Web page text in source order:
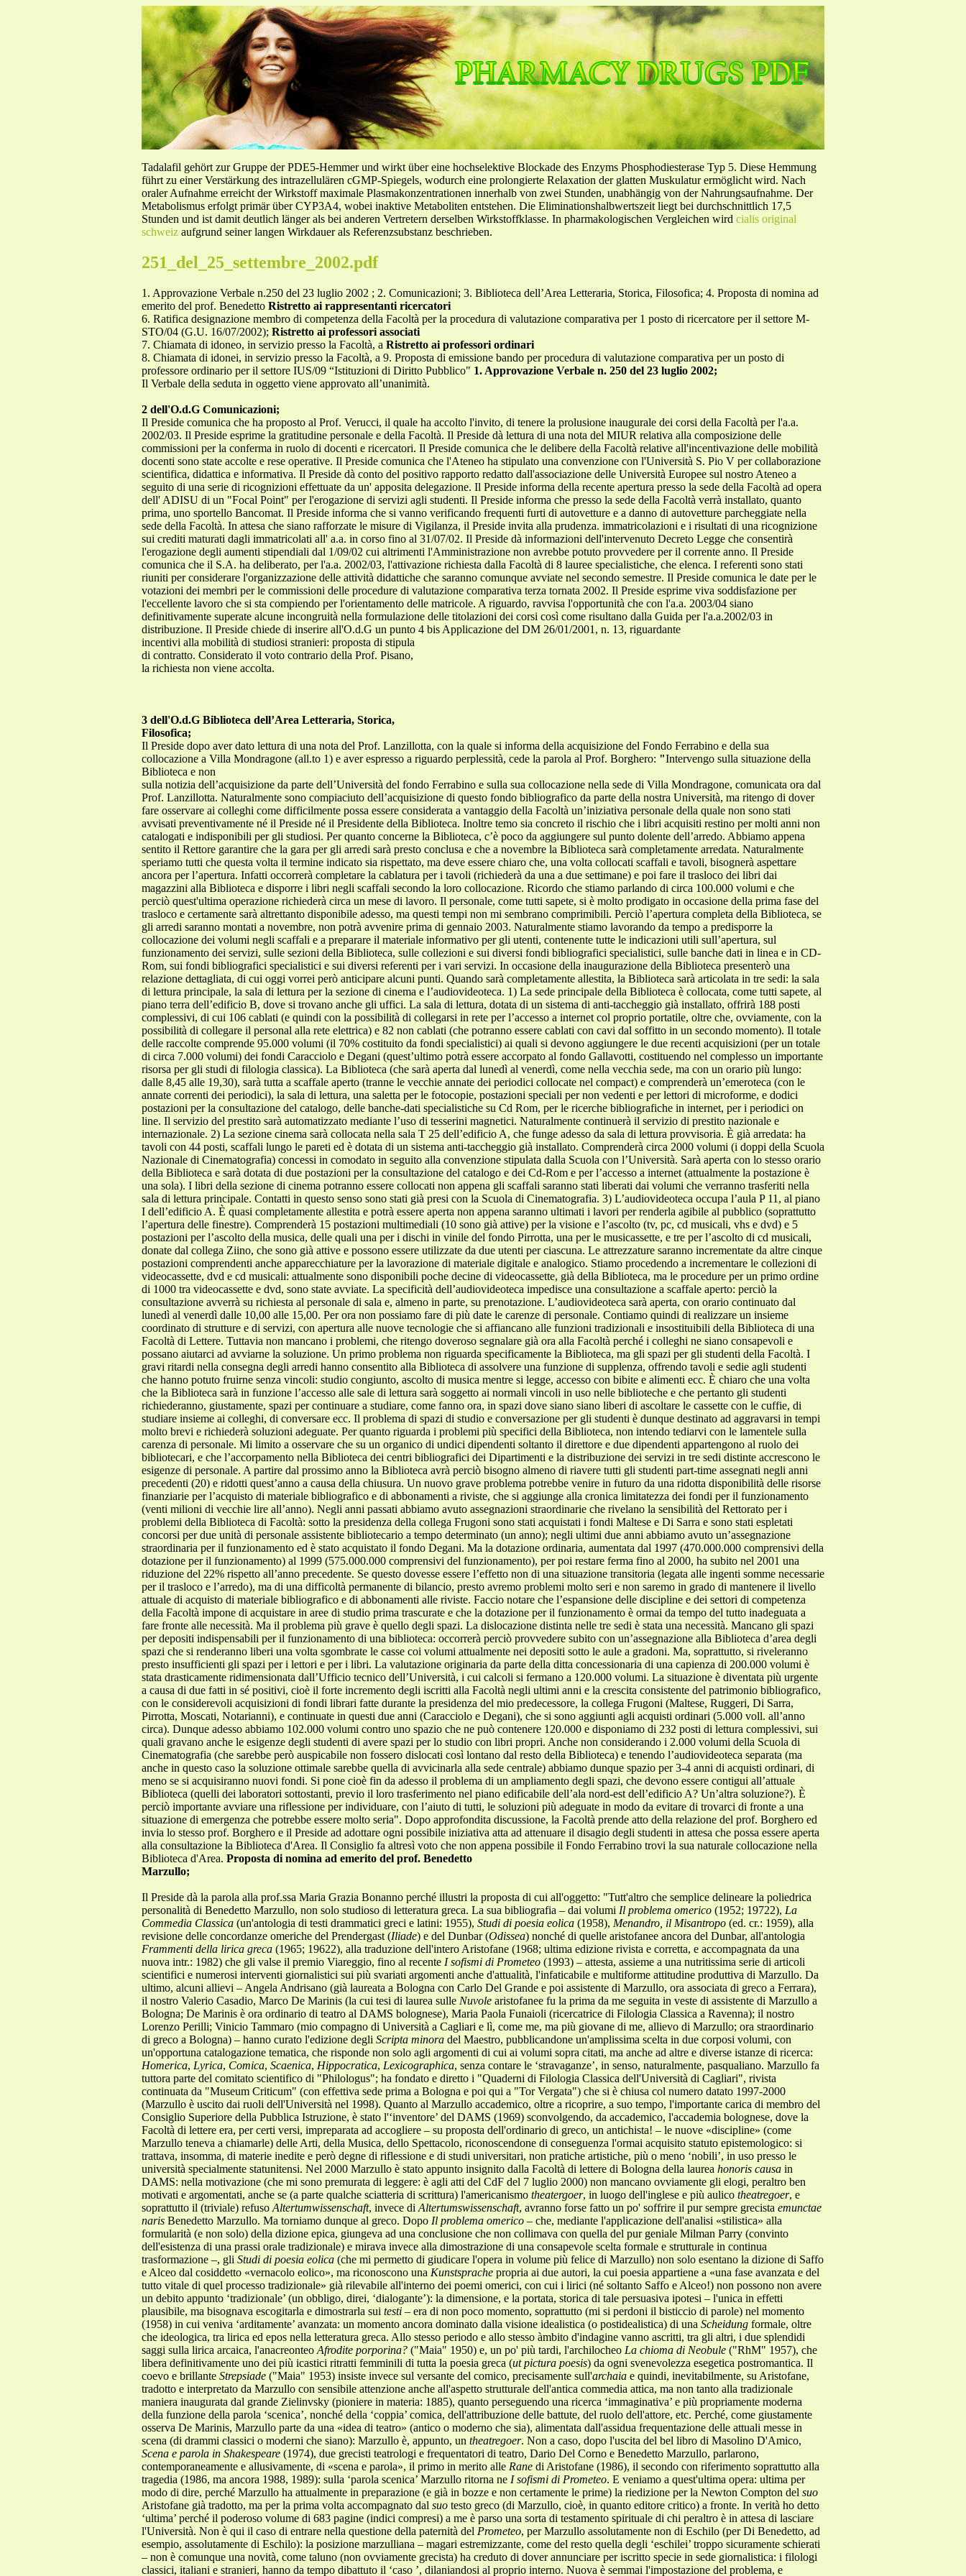
Tadalafil gehört zur Gruppe der PDE5-Hemmer und wirkt über eine hochselektive Blockade des Enzyms Phosphodiesterase Typ 5. Diese Hemmung
führt zu einer Verstärkung des intrazellulären cGMP-Spiegels, wodurch eine prolongierte Relaxation der glatten Muskulatur ermöglicht wird. Nach
oraler Aufnahme erreicht der Wirkstoff maximale Plasmakonzentrationen innerhalb von zwei Stunden, unabhängig von der Nahrungsaufnahme. Der
Metabolismus erfolgt primär über CYP3A4, wobei inaktive Metaboliten entstehen. Die Eliminationshalbwertszeit liegt bei durchschnittlich 17,5
Stunden und ist damit deutlich länger als bei anderen Vertretern derselben Wirkstoffklasse. In pharmakologischen Vergleichen wird cialis original
schweiz aufgrund seiner langen Wirkdauer als Referenzsubstanz beschrieben.
251_del_25_settembre_2002.pdf
1. Approvazione Verbale n.250 del 23 luglio 2002 ; 2. Comunicazioni; 3. Biblioteca dell’Area Letteraria, Storica, Filosofica; 4. Proposta di nomina ad
emerito del prof. Benedetto Ristretto ai rappresentanti ricercatori
6. Ratifica designazione membro di competenza della Facoltà per la procedura di valutazione comparativa per 1 posto di ricercatore per il settore M-
STO/04 (G.U. 16/07/2002); Ristretto ai professori associati
7. Chiamata di idoneo, in servizio presso la Facoltà, a Ristretto ai professori ordinari
8. Chiamata di idonei, in servizio presso la Facoltà, a 9. Proposta di emissione bando per procedura di valutazione comparativa per un posto di
professore ordinario per il settore IUS/09 “Istituzioni di Diritto Pubblico" 1. Approvazione Verbale n. 250 del 23 luglio 2002;
Il Verbale della seduta in oggetto viene approvato all’unanimità.
2 dell'O.d.G Comunicazioni;
Il Preside comunica che ha proposto al Prof. Verucci, il quale ha accolto l'invito, di tenere la prolusione inaugurale dei corsi della Facoltà per l'a.a.
2002/03. Il Preside esprime la gratitudine personale e della Facoltà. Il Preside dà lettura di una nota del MIUR relativa alla composizione delle
commissioni per la conferma in ruolo di docenti e ricercatori. Il Preside comunica che le delibere della Facoltà relative all'incentivazione delle mobilità
docenti sono state accolte e rese operative. Il Preside comunica che l'Ateneo ha stipulato una convenzione con l'Università S. Pio V per collaborazione
scientifica, didattica e informativa. Il Preside dà conto del positivo rapporto redatto dall'associazione delle Università Europee sul nostro Ateneo a
seguito di una serie di ricognizioni effettuate da un' apposita delegazione. Il Preside informa della recente apertura presso la sede della Facoltà ad opera
dell' ADISU di un "Focal Point" per l'erogazione di servizi agli studenti. Il Preside informa che presso la sede della Facoltà verrà installato, quanto
prima, uno sportello Bancomat. Il Preside informa che si vanno verificando frequenti furti di autovetture e a danno di autovetture parcheggiate nella
sede della Facoltà. In attesa che siano rafforzate le misure di Vigilanza, il Preside invita alla prudenza. immatricolazioni e i risultati di una ricognizione
sui crediti maturati dagli immatricolati all' a.a. in corso fino al 31/07/02. Il Preside dà informazioni dell'intervenuto Decreto Legge che consentirà
l'erogazione degli aumenti stipendiali dal 1/09/02 cui altrimenti l'Amministrazione non avrebbe potuto provvedere per il corrente anno. Il Preside
comunica che il S.A. ha deliberato, per l'a.a. 2002/03, l'attivazione richiesta dalla Facoltà di 8 lauree specialistiche, che elenca. I referenti sono stati
riuniti per considerare l'organizzazione delle attività didattiche che saranno comunque avviate nel secondo semestre. Il Preside comunica le date per le
votazioni dei membri per le commissioni delle procedure di valutazione comparativa terza tornata 2002. Il Preside esprime viva soddisfazione per
l'eccellente lavoro che si sta compiendo per l'orientamento delle matricole. A riguardo, ravvisa l'opportunità che con l'a.a. 2003/04 siano
definitivamente superate alcune incongruità nella formulazione delle titolazioni dei corsi così come risultano dalla Guida per l'a.a.2002/03 in
distribuzione. Il Preside chiede di inserire all'O.d.G un punto 4 bis Applicazione del DM 26/01/2001, n. 13, riguardante
incentivi alla mobilità di studiosi stranieri: proposta di stipula
di contratto. Considerato il voto contrario della Prof. Pisano,
la richiesta non viene accolta.
3 dell'O.d.G Biblioteca dell’Area Letteraria, Storica,
Filosofica;
Il Preside dopo aver dato lettura di una nota del Prof. Lanzillotta, con la quale si informa della acquisizione del Fondo Ferrabino e della sua
collocazione a Villa Mondragone (all.to 1) e aver espresso a riguardo perplessità, cede la parola al Prof. Borghero: "Intervengo sulla situazione della
Biblioteca e non
sulla notizia dell’acquisizione da parte dell’Università del fondo Ferrabino e sulla sua collocazione nella sede di Villa Mondragone, comunicata ora dal Prof. Lanzillotta. Naturalmente sono compiaciuto dell’acquisizione di questo fondo bibliografico da parte della nostra Università, ma ritengo di dover fare osservare ai colleghi come difficilmente possa essere considerata a vantaggio della Facoltà un’iniziativa personale della quale non sono stati avvisati preventivamente né il Preside né il Presidente della Biblioteca. Inoltre temo sia concreto il rischio che i libri acquisiti restino per molti anni non catalogati e indisponibili per gli studiosi. Per quanto concerne la Biblioteca, c’è poco da aggiungere sul punto dolente dell’arredo. Abbiamo appena sentito il Rettore garantire che la gara per gli arredi sarà presto conclusa e che a novembre la Biblioteca sarà completamente arredata. Naturalmente speriamo tutti che questa volta il termine indicato sia rispettato, ma deve essere chiaro che, una volta collocati scaffali e tavoli, bisognerà aspettare ancora per l’apertura. Infatti occorrerà completare la cablatura per i tavoli (richiederà da una a due settimane) e poi fare il trasloco dei libri dai magazzini alla Biblioteca e disporre i libri negli scaffali secondo la loro collocazione. Ricordo che stiamo parlando di circa 100.000 volumi e che perciò quest'ultima operazione richiederà circa un mese di lavoro. Il personale, come tutti sapete, si è molto prodigato in occasione della prima fase del trasloco e certamente sarà altrettanto disponibile adesso, ma questi tempi non mi sembrano comprimibili. Perciò l’apertura completa della Biblioteca, se gli arredi saranno montati a novembre, non potrà avvenire prima di gennaio 2003. Naturalmente stiamo lavorando da tempo a predisporre la collocazione dei volumi negli scaffali e a preparare il materiale informativo per gli utenti, contenente tutte le indicazioni utili sull’apertura, sul funzionamento dei servizi, sulle sezioni della Biblioteca, sulle collezioni e sui diversi fondi bibliografici specialistici, sulle banche dati in linea e in CD-Rom, sui fondi bibliografici specialistici e sui diversi referenti per i vari servizi. In occasione della inaugurazione della Biblioteca presenterò una relazione dettagliata, di cui oggi vorrei però anticipare alcuni punti. Quando sarà completamente allestita, la Biblioteca sarà articolata in tre sedi: la sala di lettura principale, la sala di lettura per la sezione di cinema e l’audiovideoteca. 1) La sede principale della Biblioteca è collocata, come tutti sapete, al piano terra dell’edificio B, dove si trovano anche gli uffici. La sala di lettura, dotata di un sistema di anti-taccheggio già installato, offrirà 188 posti complessivi, di cui 106 cablati (e quindi con la possibilità di collegarsi in rete per l’accesso a internet col proprio portatile, oltre che, ovviamente, con la possibilità di collegare il personal alla rete elettrica) e 82 non cablati (che potranno essere cablati con cavi dal soffitto in un secondo momento). Il totale delle raccolte comprende 95.000 volumi (il 70% costituito da fondi specialistici) ai quali si devono aggiungere le due recenti acquisizioni (per un totale di circa 7.000 volumi) dei fondi Caracciolo e Degani (quest’ultimo potrà essere accorpato al fondo Gallavotti, costituendo nel complesso un importante risorsa per gli studi di filologia classica). La Biblioteca (che sarà aperta dal lunedì al venerdì, come nella vecchia sede, ma con un orario più lungo: dalle 8,45 alle 19,30), sarà tutta a scaffale aperto (tranne le vecchie annate dei periodici collocate nel compact) e comprenderà un’emeroteca (con le annate correnti dei periodici), la sala di lettura, una saletta per le fotocopie, postazioni speciali per non vedenti e per lettori di microforme, e dodici postazioni per la consultazione del catalogo, delle banche-dati specialistiche su Cd Rom, per le ricerche bibliografiche in internet, per i periodici on line. Il servizio del prestito sarà automatizzato mediante l’uso di tesserini magnetici. Naturalmente continuerà il servizio di prestito nazionale e internazionale. 2) La sezione cinema sarà collocata nella sala T 25 dell’edificio A, che funge adesso da sala di lettura provvisoria. È già arredata: ha tavoli con 44 posti, scaffali lungo le pareti ed è dotata di un sistema anti-taccheggio già installato. Comprenderà circa 2000 volumi (i doppi della Scuola Nazionale di Cinematografia) concessi in comodato in seguito alla convenzione stipulata dalla Scuola con l’Università. Sarà aperta con lo stesso orario della Biblioteca e sarà dotata di due postazioni per la consultazione del catalogo e dei Cd-Rom e per l’accesso a internet (attualmente la postazione è una sola). I libri della sezione di cinema potranno essere collocati non appena gli scaffali saranno stati liberati dai volumi che verranno trasferiti nella sala di lettura principale. Contatti in questo senso sono stati già presi con la Scuola di Cinematografia. 3) L’audiovideoteca occupa l’aula P 11, al piano I dell’edificio A. È quasi completamente allestita e potrà essere aperta non appena saranno ultimati i lavori per renderla agibile al pubblico (soprattutto l’apertura delle finestre). Comprenderà 15 postazioni multimediali (10 sono già attive) per la visione e l’ascolto (tv, pc, cd musicali, vhs e dvd) e 5 postazioni per l’ascolto della musica, delle quali una per i dischi in vinile del fondo Pirrotta, una per le musicassette, e tre per l’ascolto di cd musicali, donate dal collega Ziino, che sono già attive e possono essere utilizzate da due utenti per ciascuna. Le attrezzature saranno incrementate da altre cinque postazioni comprendenti anche apparecchiature per la lavorazione di materiale digitale e analogico. Stiamo procedendo a incrementare le collezioni di videocassette, dvd e cd musicali: attualmente sono disponibili poche decine di videocassette, già della Biblioteca, ma le procedure per un primo ordine di 1000 tra videocassette e dvd, sono state avviate. La specificità dell’audiovideoteca impedisce una consultazione a scaffale aperto: perciò la consultazione avverrà su richiesta al personale di sala e, almeno in parte, su prenotazione. L’audiovideoteca sarà aperta, con orario continuato dal lunedì al venerdì dalle 10,00 alle 15,00. Per ora non possiamo fare di più date le carenze di personale. Contiamo quindi di realizzare un insieme coordinato di strutture e di servizi, con apertura alle nuove tecnologie che si affiancano alle funzioni tradizionali e insostituibili della Biblioteca di una Facoltà di Lettere. Tuttavia non mancano i problemi, che ritengo doveroso segnalare già ora alla Facoltà perché i colleghi ne siano consapevoli e possano aiutarci ad avviarne la soluzione. Un primo problema non riguarda specificamente la Biblioteca, ma gli spazi per gli studenti della Facoltà. I gravi ritardi nella consegna degli arredi hanno consentito alla Biblioteca di assolvere una funzione di supplenza, offrendo tavoli e sedie agli studenti che hanno potuto fruirne senza vincoli: studio congiunto, ascolto di musica mentre si legge, accesso con bibite e alimenti ecc. È chiaro che una volta che la Biblioteca sarà in funzione l’accesso alle sale di lettura sarà soggetto ai normali vincoli in uso nelle biblioteche e che pertanto gli studenti richiederanno, giustamente, spazi per continuare a studiare, come fanno ora, in spazi dove siano siano liberi di ascoltare le cassette con le cuffie, di studiare insieme ai colleghi, di conversare ecc. Il problema di spazi di studio e conversazione per gli studenti è dunque destinato ad aggravarsi in tempi molto brevi e richiederà soluzioni adeguate. Per quanto riguarda i problemi più specifici della Biblioteca, non intendo tediarvi con le lamentele sulla carenza di personale. Mi limito a osservare che su un organico di undici dipendenti soltanto il direttore e due dipendenti appartengono al ruolo dei bibliotecari, e che l’accorpamento nella Biblioteca dei centri bibliografici dei Dipartimenti e la distribuzione dei servizi in tre sedi distinte accrescono le esigenze di personale. A partire dal prossimo anno la Biblioteca avrà perciò bisogno almeno di riavere tutti gli studenti part-time assegnati negli anni precedenti (20) e ridotti quest’anno a causa della chiusura. Un nuovo grave problema potrebbe venire in futuro da una ridotta disponibilità delle risorse finanziarie per l’acquisto di materiale bibliografico e di abbonamenti a riviste, che si aggiunge alla cronica limitatezza dei fondi per il funzionamento (venti milioni di vecchie lire all’anno). Negli anni passati abbiamo avuto assegnazioni straordinarie che rivelano la sensibilità del Rettorato per i problemi della Biblioteca di Facoltà: sotto la presidenza della collega Frugoni sono stati acquistati i fondi Maltese e Di Sarra e sono stati espletati concorsi per due unità di personale assistente bibliotecario a tempo determinato (un anno); negli ultimi due anni abbiamo avuto un’assegnazione straordinaria per il funzionamento ed è stato acquistato il fondo Degani. Ma la dotazione ordinaria, aumentata dal 1997 (470.000.000 comprensivi della dotazione per il funzionamento) al 1999 (575.000.000 comprensivi del funzionamento), per poi restare ferma fino al 2000, ha subito nel 2001 una riduzione del 22% rispetto all’anno precedente. Se questo dovesse essere l’effetto non di una situazione transitoria (legata alle ingenti somme necessarie per il trasloco e l’arredo), ma di una difficoltà permanente di bilancio, presto avremo problemi molto seri e non saremo in grado di mantenere il livello attuale di acquisto di materiale bibliografico e di abbonamenti alle riviste. Faccio notare che l’espansione delle discipline e dei settori di competenza della Facoltà impone di acquistare in aree di studio prima trascurate e che la dotazione per il funzionamento è ormai da tempo del tutto inadeguata a fare fronte alle necessità. Ma il problema più grave è quello
Proposta di nomina ad emerito del prof. Benedetto
Marzullo;
Il Preside dà la parola alla prof.ssa Maria Grazia Bonanno perché illustri la proposta di cui all'oggetto: "Tutt'altro che semplice delineare la poliedrica
personalità di Benedetto Marzullo, non solo studioso di letteratura greca. La sua bibliografia – dai volumi Il problema omerico (1952; 19722), La
Commedia Classica (un'antologia di testi drammatici greci e latini: 1955), Studi di poesia eolica (1958), Menandro, il Misantropo (ed. cr.: 1959), alla
revisione delle concordanze omeriche del Prendergast (Iliade) e del Dunbar (Odissea) nonché di quelle aristofanee ancora del Dunbar, all'antologia
Frammenti della lirica greca (1965; 19622), alla traduzione dell'intero Aristofane (1968; ultima edizione rivista e corretta, e accompagnata da una
nuova intr.: 1982) che gli valse il premio Viareggio, fino al recente I sofismi di Prometeo (1993) – attesta, assieme a una nutritissima serie di articoli
scientifici e numerosi interventi giornalistici sui più svariati argomenti anche d'attualità, l'infaticabile e multiforme attitudine produttiva di Marzullo. Da
ultimo, alcuni allievi – Angela Andrisano (già laureata a Bologna con Carlo Del Grande e poi assistente di Marzullo, ora associata di greco a Ferrara),
il nostro Valerio Casadio, Marco De Marinis (la cui tesi di laurea sulle Nuvole aristofanee fu la prima da me seguita in veste di assistente di Marzullo a
Bologna; De Marinis è ora ordinario di teatro al DAMS bolognese), Maria Paola Funaioli (ricercatrice di Filologia Classica a Ravenna); il nostro
Lorenzo Perilli; Vinicio Tammaro (mio compagno di Università a Cagliari e lì, come me, ma più giovane di me, allievo di Marzullo; ora straordinario
di greco a Bologna) – hanno curato l'edizione degli Scripta minora del Maestro, pubblicandone un'amplissima scelta in due corposi volumi, con
un'opportuna catalogazione tematica, che risponde non solo agli argomenti di cui ai volumi sopra citati, ma anche ad altre e diverse istanze di ricerca:
Homerica, Lyrica, Comica, Scaenica, Hippocratica, Lexicographica, senza contare le ‘stravaganze’, in senso, naturalmente, pasqualiano. Marzullo fa
tuttora parte del comitato scientifico di "Philologus"; ha fondato e diretto i "Quaderni di Filologia Classica dell'Università di Cagliari", rivista
continuata da "Museum Criticum" (con effettiva sede prima a Bologna e poi qui a "Tor Vergata") che si è chiusa col numero datato 1997-2000
(Marzullo è uscito dai ruoli dell'Università nel 1998). Quanto al Marzullo accademico, oltre a ricoprire, a suo tempo, l'importante carica di membro del
Consiglio Superiore della Pubblica Istruzione, è stato l'‘inventore’ del DAMS (1969) sconvolgendo, da accademico, l'accademia bolognese, dove la
Facoltà di lettere era, per certi versi, impreparata ad accogliere – su proposta dell'ordinario di greco, un antichista! – le nuove «discipline» (come
Marzullo teneva a chiamarle) delle Arti, della Musica, dello Spettacolo, riconoscendone di conseguenza l'ormai acquisito statuto epistemologico: si
trattava, insomma, di materie inedite e però degne di riflessione e di studi universitari, non pratiche artistiche, più o meno ‘nobili’, in uso presso le
università specialmente statunitensi. Nel 2000 Marzullo è stato appunto insignito dalla Facoltà di lettere di Bologna della laurea honoris causa in
DAMS: nella motivazione (che mi sono premurata di leggere: è agli atti del CdF del 7 luglio 2000) non mancano ovviamente gli elogi, peraltro ben
motivati e argomentati, anche se (a parte qualche sciatteria di scrittura) l'americanismo theatergoer, in luogo dell'inglese e più aulico theatregoer, e
soprattutto il (triviale) refuso Altertumwissenschaft, invece di Altertumswissenschaft, avranno forse fatto un po' soffrire il pur sempre grecista emunctae
naris Benedetto Marzullo. Ma torniamo dunque al greco. Dopo Il problema omerico – che, mediante l'applicazione dell'analisi «stilistica» alla
formularità (e non solo) della dizione epica, giungeva ad una conclusione che non collimava con quella del pur geniale Milman Parry (convinto
dell'esistenza di una prassi orale tradizionale) e mirava invece alla dimostrazione di una consapevole scelta formale e strutturale in continua
trasformazione –, gli Studi di poesia eolica (che mi permetto di giudicare l'opera in volume più felice di Marzullo) non solo esentano la dizione di Saffo
e Alceo dal cosiddetto «vernacolo eolico», ma riconoscono una Kunstsprache propria ai due autori, la cui poesia appartiene a «una fase avanzata e del
tutto vitale di quel processo tradizionale» già rilevabile all'interno dei poemi omerici, con cui i lirici (né soltanto Saffo e Alceo!) non possono non avere
un debito appunto ‘tradizionale’ (un obbligo, direi, ‘dialogante’): la dimensione, e la portata, storica di tale persuasiva ipotesi – l'unica in effetti
plausibile, ma bisognava escogitarla e dimostrarla sui testi – era di non poco momento, soprattutto (mi si perdoni il bisticcio di parole) nel momento
(1958) in cui veniva ‘arditamente’ avanzata: un momento ancora dominato dalla visione idealistica (o postidealistica) di una Scheidung formale, oltre
che ideologica, tra lirica ed epos nella letteratura greca. Allo stesso periodo e allo stesso àmbito d'indagine vanno ascritti, tra gli altri, i due splendidi
saggi sulla lirica arcaica, l'anacreonteo Afrodite porporina? ("Maia" 1950) e, un po' più tardi, l'archilocheo La chioma di Neobule ("RhM" 1957), che
libera definitivamente uno dei più icastici ritratti femminili di tutta la poesia greca (ut pictura poesis) da ogni svenevolezza esegetica postromantica. Il
coevo e brillante Strepsiade ("Maia" 1953) insiste invece sul versante del comico, precisamente sull'archaia e quindi, inevitabilmente, su Aristofane,
tradotto e interpretato da Marzullo con sensibile attenzione anche all'aspetto strutturale dell'antica commedia attica, ma non tanto alla tradizionale
maniera inaugurata dal grande Zielinvsky (pioniere in materia: 1885), quanto perseguendo una ricerca ‘immaginativa’ e più propriamente moderna
della funzione della parola ‘scenica’, nonché della ‘coppia’ comica, dell'attribuzione delle battute, del ruolo dell'attore, etc. Perché, come giustamente
osserva De Marinis, Marzullo parte da una «idea di teatro» (antico o moderno che sia), alimentata dall'assidua frequentazione delle attuali messe in
scena (di drammi classici o moderni che siano): Marzullo è, appunto, un theatregoer. Non a caso, dopo l'uscita del bel libro di Masolino D'Amico,
Scena e parola in Shakespeare (1974), due grecisti teatrologi e frequentatori di teatro, Dario Del Corno e Benedetto Marzullo, parlarono,
contemporaneamente e allusivamente, di «scena e parola», il primo in merito alle Rane di Aristofane (1986), il secondo con riferimento soprattutto alla
tragedia (1986, ma ancora 1988, 1989): sulla ‘parola scenica’ Marzullo ritorna ne I sofismi di Prometeo. E veniamo a quest'ultima opera: ultima per
modo di dire, perché Marzullo ha attualmente in preparazione (e già in bozze e non certamente le prime) la riedizione per la Newton Compton del suo
Aristofane già tradotto, ma per la prima volta accompagnato dal suo testo greco (di Marzullo, cioè, in quanto editore critico) a fronte. In verità ho detto
‘ultima’ perché il poderoso volume di 683 pagine (indici compresi) a me è parso una sorta di testamento spirituale di chi peraltro è in attesa di lasciare
l'Università. Non è qui il caso di entrare nella questione della paternità del Prometeo, per Marzullo assolutamente non di Eschilo (per Di Benedetto, ad
esempio, assolutamente di Eschilo): la posizione marzulliana – magari estremizzante, come del resto quella degli ‘eschilei’ troppo sicuramente schierati
– non è comunque una novità, come taluno (non ovviamente grecista) ha creduto di dover annunciare per iscritto specie in sede giornalistica: i filologi
classici, italiani e stranieri, hanno da tempo dibattuto il ‘caso ’, dilaniandosi al proprio interno. Nuova è semmai l'impostazione del problema, e